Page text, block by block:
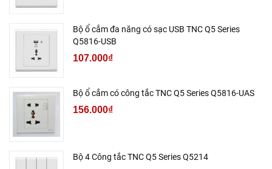
Bộ ổ cắm đa năng có sạc USB TNC Q5 Series
Q5816-USB
107.000₫
Bộ ổ cắm có công tắc TNC Q5 Series Q5816-UAS
156.000₫
Bộ 4 Công tắc TNC Q5 Series Q5214